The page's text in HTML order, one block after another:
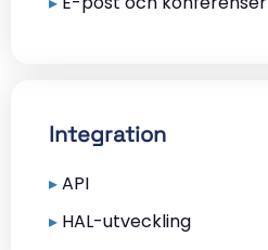
Integration
▸API
▸ HAL-utveckling